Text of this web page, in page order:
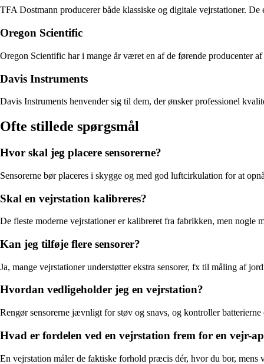
TFA Dostmann producerer både klassiske og digitale vejrstationer.
Oregon Scientific
Oregon Scientific har i mange år været en af de førende producenter
Davis Instruments
Davis Instruments henvender sig til dem, der ønsker professionel
Ofte stillede spørgsmål
Hvor skal jeg placere sensorerne?
Sensorerne bør placeres i skygge og med god luftcirkulation for at
Skal en vejrstation kalibreres?
De fleste moderne vejrstationer er kalibreret fra fabrikken, men
Kan jeg tilføje flere sensorer?
Ja, mange vejrstationer understøtter ekstra sensorer, fx til måling af
Hvordan vedligeholder jeg en vejrstation?
Rengør sensorerne jævnligt for støv og snavs, og kontroller
Hvad er fordelen ved en vejrstation frem for en vejr-
En vejrstation måler de faktiske forhold præcis dér, hvor du bor, mens